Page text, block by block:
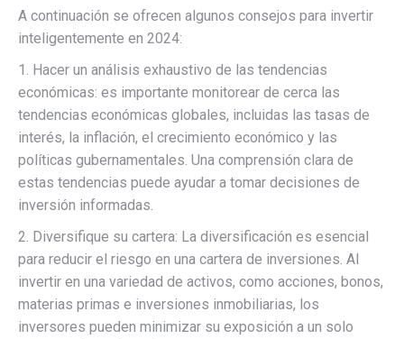
A continuación se ofrecen algunos consejos para invertir
inteligentemente en 2024:
1. Hacer un análisis exhaustivo de las tendencias
económicas: es importante monitorear de cerca las
tendencias económicas globales, incluidas las tasas de
interés, la inflación, el crecimiento económico y las
políticas gubernamentales. Una comprensión clara de
estas tendencias puede ayudar a tomar decisiones de
inversión informadas.
2. Diversifique su cartera: La diversificación es esencial
para reducir el riesgo en una cartera de inversiones. Al
invertir en una variedad de activos, como acciones, bonos,
materias primas e inversiones inmobiliarias, los
inversores pueden minimizar su exposición a un solo